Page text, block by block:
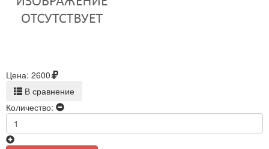
Цена: 2600
В сравнение
Количество: